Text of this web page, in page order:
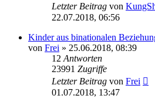
Letzter Beitrag von
22.07.2018, 06:56
Kinder aus binationalen
von Frei » 25.06.2018, 08:39
12 Antworten
23991 Zugriffe
Letzter Beitrag von Frei
01.07.2018, 13:47